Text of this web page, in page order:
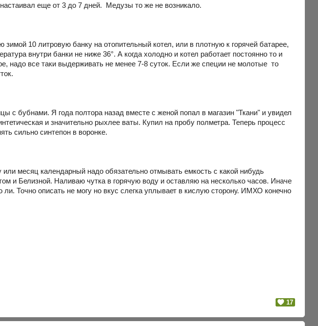
еще от 3 до 7 дней. Медузы то же не возникало.
10 литровую банку на отопительный котел, или в плотную к горячей батарее,
внутри банки не ниже 36°. А когда холодно и котел работает постоянно то и
надо все таки выдерживать не менее 7-8 суток. Если же специи не молотые то
с бубнами. Я года полтора назад вместе с женой попал в магазин "Ткани" и увидел
и значительно рыхлее ваты. Купил на пробу полметра. Теперь процесс
сильно синтепон в воронке.
месяц календарный надо обязательно отмывать емкость с какой нибудь
и Белизной. Наливаю чутка в горячую воду и оставляю на несколько часов. Иначе
ли. Точно описать не могу но вкус слегка уплывает в кислую сторону. ИМХО конечно
17